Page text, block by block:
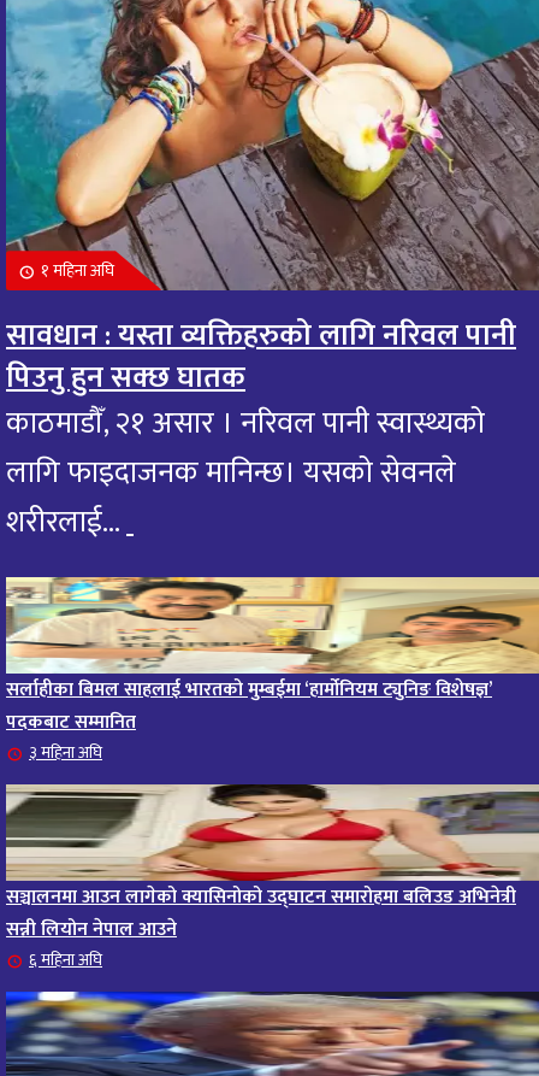
१ महिना अघि
सावधान : यस्ता व्यक्तिहरुको लागि नरिवल पानी
पिउनु हुन सक्छ घातक
काठमाडौँ, २१ असार । नरिवल पानी स्वास्थ्यको
लागि फाइदाजनक मानिन्छ। यसको सेवनले
शरीरलाई...
सर्लाहीका बिमल साहलाई भारतको मुम्बईमा ‘हार्मोनियम ट्युनिङ विशेषज्ञ’
पदकबाट सम्मानित
३ महिना अघि
सञ्चालनमा आउन लागेको क्यासिनोको उद्घाटन समारोहमा बलिउड अभिनेत्री
सन्नी लियोन नेपाल आउने
६ महिना अघि